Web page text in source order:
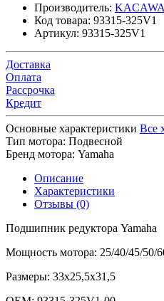
Производитель: KACAWA
Код товара: 93315-325V1
Артикул: 93315-325V1
Доставка
Оплата
Рассрочка
Кредит
Основные характеристики Все
Тип мотора: Подвесной
Бренд мотора: Yamaha
Описание
Характеристики
Отзывы (0)
Подшипник редуктора Yamaha
Мощность мотора: 25/40/45/50/
Размеры: 33х25,5х31,5